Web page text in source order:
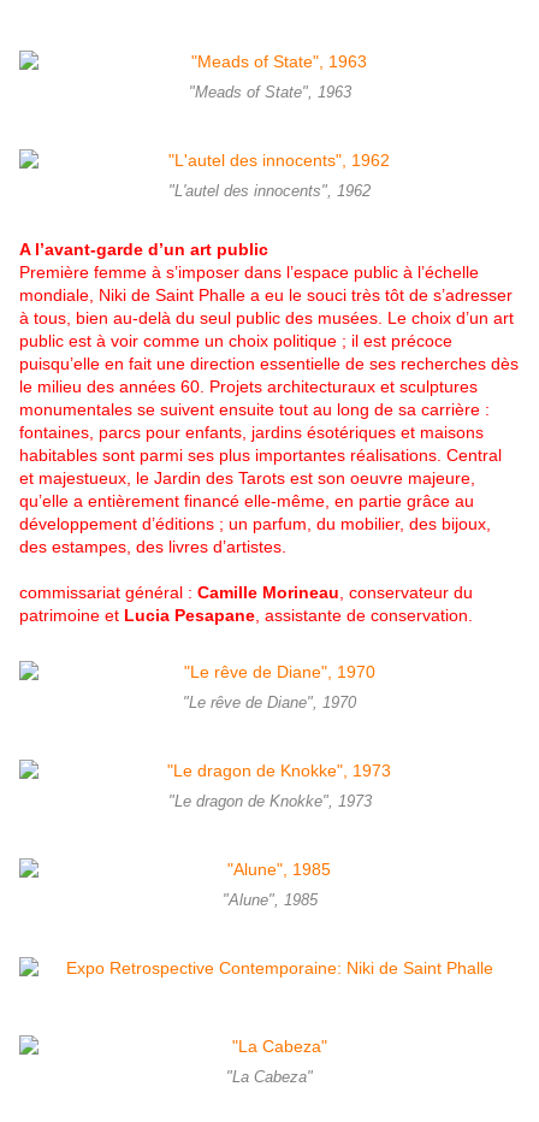
"Meads of State", 1963
"L'autel des innocents", 1962
A l’avant-garde d’un art public
Première femme à s’imposer dans l’espace public à l’échelle
mondiale, Niki de Saint Phalle a eu le souci très tôt de s’adresser
à tous, bien au-delà du seul public des musées. Le choix d’un art
public est à voir comme un choix politique ; il est précoce
puisqu’elle en fait une direction essentielle de ses recherches dès
le milieu des années 60. Projets architecturaux et sculptures
monumentales se suivent ensuite tout au long de sa carrière :
fontaines, parcs pour enfants, jardins ésotériques et maisons
habitables sont parmi ses plus importantes réalisations. Central
et majestueux, le Jardin des Tarots est son oeuvre majeure,
qu’elle a entièrement financé elle-même, en partie grâce au
développement d’éditions ; un parfum, du mobilier, des bijoux,
des estampes, des livres d’artistes.
commissariat général : Camille Morineau , conservateur du
patrimoine et Lucia Pesapane , assistante de conservation.
"Le rêve de Diane", 1970
"Le dragon de Knokke", 1973
"Alune", 1985
"La Cabeza"